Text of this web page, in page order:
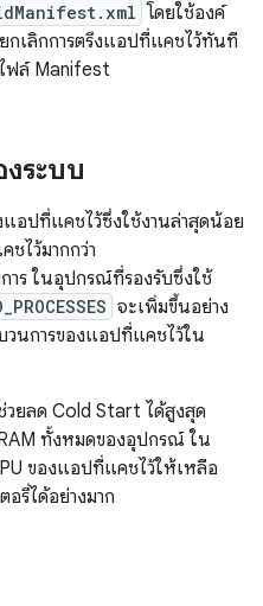
โดยใช้องค์
กเลิกการตรึงแอปที่แคชไว้ทันที
ฟล์ Manifest
ระบบ
อปที่แคชไว้ซึ่งใช้งานล่าสุดน้อย
ไว้มากกว่า
การ ในอุปกรณ์ที่รองรับซึ่งใช้
จะเพิ่มขึ้นอย่าง
วนการของแอปที่แคชไว้ใน
วยลด Cold Start ได้สูงสุด
ทั้งหมดของอุปกรณ์ ใน
ของแอปที่แคชไว้ให้เหลือ
รี่ได้อย่างมาก